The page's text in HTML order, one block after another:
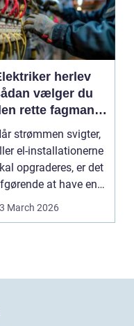
herlev
vælger du
rette fagmand
dine el-opgaver
strømmen svigter,
el-installationerne
opgraderes, er det
at have en
March 2026